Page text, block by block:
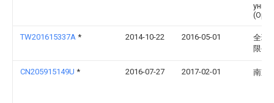
TW201615337A * 2014-10-22 2016-05-01
全球
限公
CN205915149U * 2016-07-27 2017-02-01 南京